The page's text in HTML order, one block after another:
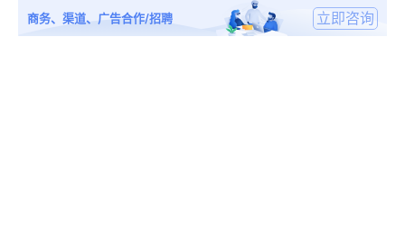
商务、渠道、广告合作/招聘 立即咨询